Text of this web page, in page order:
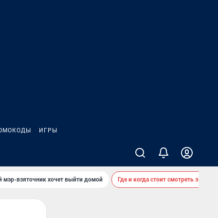
ИГРЫ
мэр-взяточник хочет выйти домой Где и когда стоит смотреть